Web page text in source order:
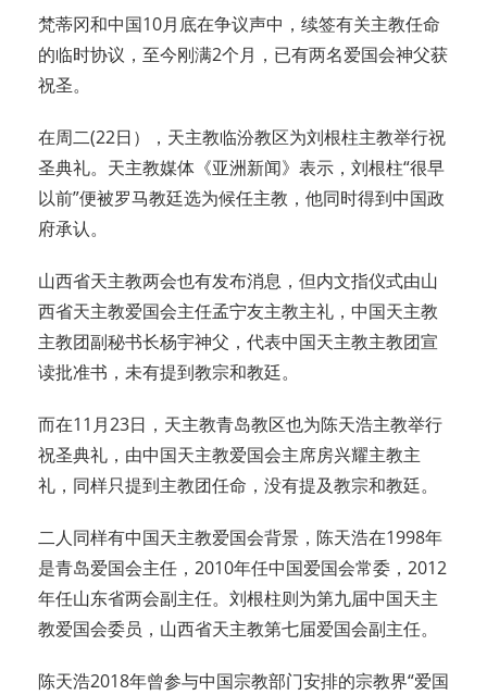
梵蒂冈和中国10月底在争议声中，续签有关主教任命
的临时协议，至今刚满2个月，已有两名爱国会神父获
祝圣。
在周二(22日），天主教临汾教区为刘根柱主教举行祝
圣典礼。天主教媒体《亚洲新闻》表示，刘根柱“很早
以前”便被罗马教廷选为候任主教，他同时得到中国政
府承认。
山西省天主教两会也有发布消息，但内文指仪式由山
西省天主教爱国会主任孟宁友主教主礼，中国天主教
主教团副秘书长杨宇神父，代表中国天主教主教团宣
读批准书，未有提到教宗和教廷。
而在11月23日，天主教青岛教区也为陈天浩主教举行
祝圣典礼，由中国天主教爱国会主席房兴耀主教主
礼，同样只提到主教团任命，没有提及教宗和教廷。
二人同样有中国天主教爱国会背景，陈天浩在1998年
是青岛爱国会主任，2010年任中国爱国会常委，2012
年任山东省两会副主任。刘根柱则为第九届中国天主
教爱国会委员，山西省天主教第七届爱国会副主任。
陈天浩2018年曾参与中国宗教部门安排的宗教界“爱国